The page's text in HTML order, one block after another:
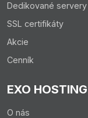
Dedikované servery
SSL certifikáty
Akcie
Cenník
EXO HOSTING
O nás